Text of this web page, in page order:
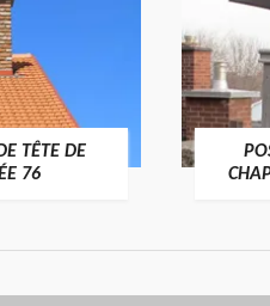
TÊTE DE
76